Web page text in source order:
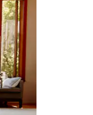
kidole kwenye ishara.